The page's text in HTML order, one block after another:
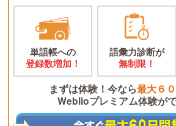
単語帳への
登録数増加！
語彙力診断が
無制限！
まずは体験！今なら最大６
Weblioプレミアム体験が